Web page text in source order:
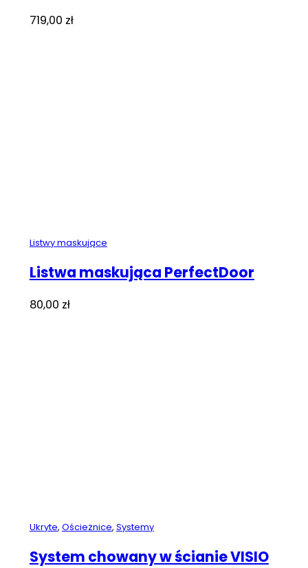
719,00 zł
Listwy maskujące
Listwa maskująca PerfectDoor
80,00 zł
Ukryte, Ościeżnice, Systemy
System chowany w ścianie VISIO